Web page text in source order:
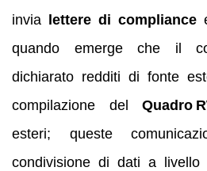
invia lettere di compliance
quando emerge che il
dichiarato redditi di fonte
compilazione del Quadro
esteri; queste
condivisione di dati a livello